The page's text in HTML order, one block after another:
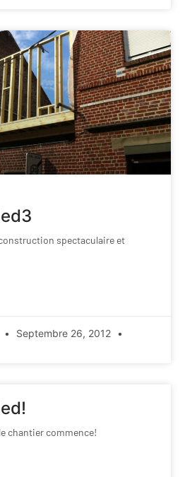
spectaculaire et
Septembre 26, 2012
chantier commence!